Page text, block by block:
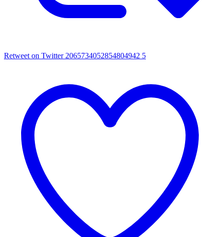
Retweet on Twitter 2065734052854804942 5